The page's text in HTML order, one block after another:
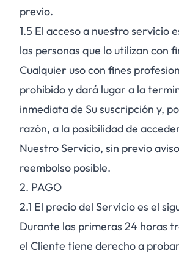
previo.
1.5 El acceso a nuestro servicio
las personas que lo utilizan con
Cualquier uso con fines
prohibido y dará lugar a la
inmediata de Su suscripción y,
razón, a la posibilidad de
Nuestro Servicio, sin previo
reembolso posible.
2. PAGO
2.1 El precio del Servicio es el
Durante las primeras 24 horas
el Cliente tiene derecho a